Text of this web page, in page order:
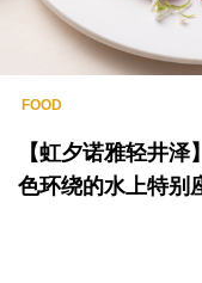
【虹夕诺雅轻井
色环绕的水上特别